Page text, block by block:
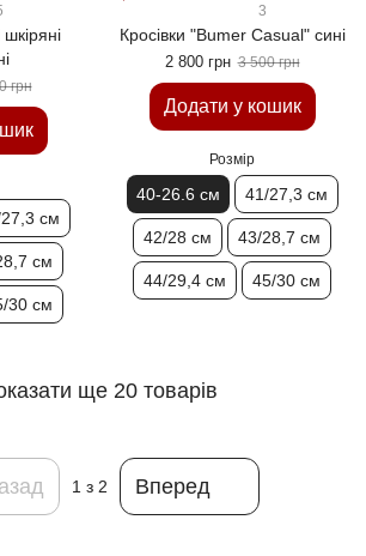
шкіряні
грн
см
см
30 см
3
Кросівки "Bumer Casual" сині
2 800 грн 3 500 грн
Додати у кошик
Розмір
40-26.6 см 41/27,3 см
42/28 см 43/28,7 см
44/29,4 см 45/30 см
ще 20 товарів
1 з 2 Вперед